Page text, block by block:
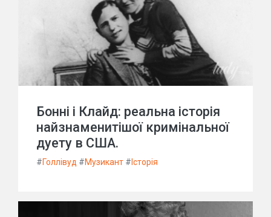
Бонні і Клайд: реальна історія
найзнаменитішої кримінальної
дуету в США.
#Голлівуд #Музикант # Історія